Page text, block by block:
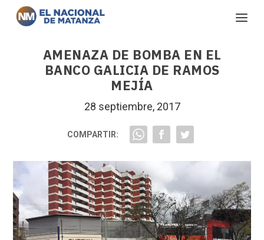
AMENAZA DE BOMBA EN EL
BANCO GALICIA DE RAMOS
MEJÍA
28 septiembre, 2017
COMPARTIR: